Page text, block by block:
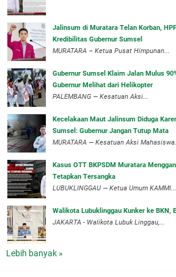
‎Jalinsum di Muratara Telan Korban,
Kredibilitas Gubernur Sumsel
MURATARA – Ketua Pusat Himpunan...
‎Gubernur Sumsel Klaim Jalan Mulus
Gubernur Melihat dari Helikopter
‎PALEMBANG — Kesatuan Aksi...
‎Kecelakaan Maut Jalinsum Diduga
Sumsel: Gubernur Jangan Tutup Mata
‎MURATARA — Kesatuan Aksi
‎Kasus OTT BKPSDM Muratara
Tetapkan Tersangka
‎LUBUKLINGGAU — Ketua Umum KAMMI...
Walikota Lubuklinggau Kunker ke BKN,
JAKARTA - Walikota Lubuk Linggau,...
Lebih banyak »